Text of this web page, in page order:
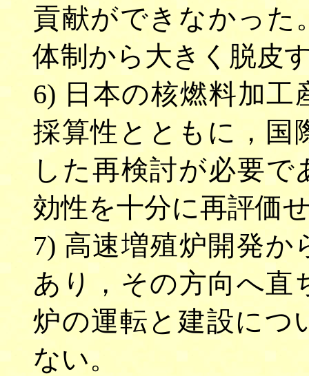
貢献ができなかった
体制から大きく脱皮
6) 日本の核燃料加
採算性とともに，国
した再検討が必要
効性を十分に再評価
7) 高速増殖炉開発
あり，その方向へ直
炉の運転と建設につ
ない。